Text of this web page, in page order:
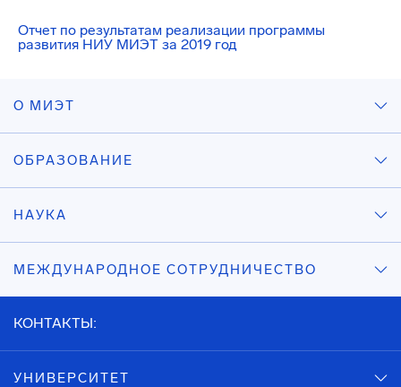
Отчет по результатам реализации программы
развития НИУ МИЭТ за 2019 год
О МИЭТ
ОБРАЗОВАНИЕ
НАУКА
МЕЖДУНАРОДНОЕ СОТРУДНИЧЕСТВО
КОНТАКТЫ:
УНИВЕРСИТЕТ